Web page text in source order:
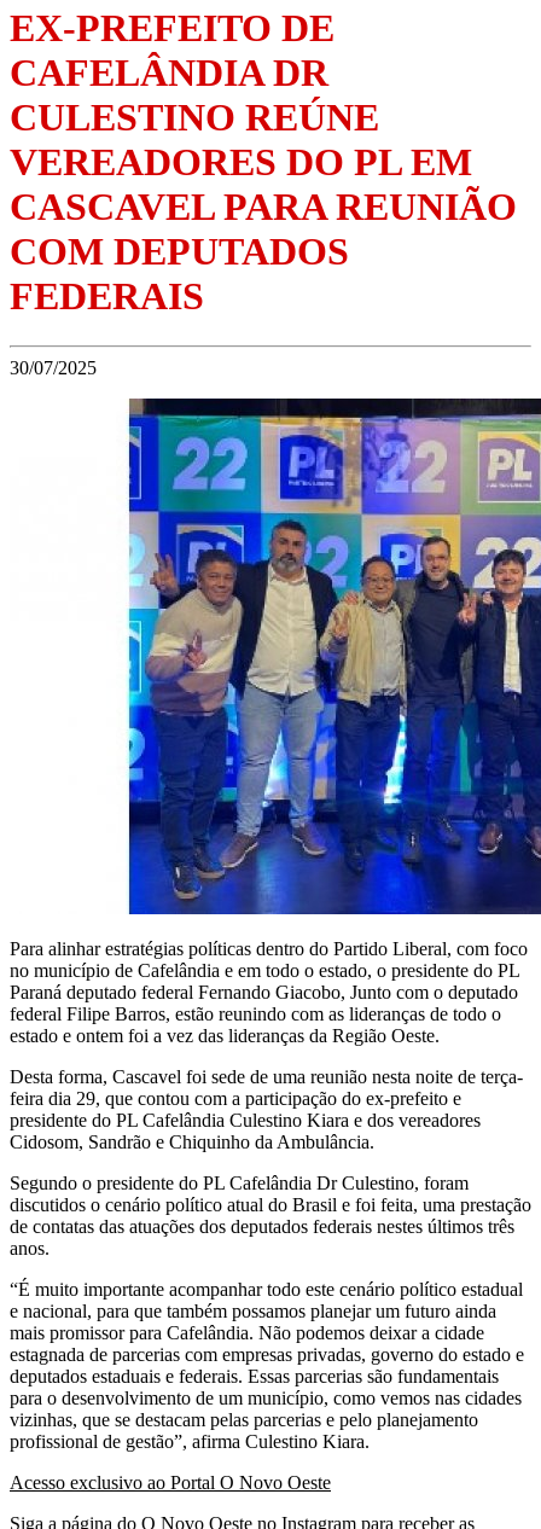
EX-PREFEITO DE
CAFELÂNDIA DR
CULESTINO REÚNE
VEREADORES DO PL EM
CASCAVEL PARA REUNIÃO
COM DEPUTADOS
FEDERAIS
30/07/2025
Para alinhar estratégias políticas dentro do Partido Liberal, com foco
no município de Cafelândia e em todo o estado, o presidente do PL
Paraná deputado federal Fernando Giacobo, Junto com o deputado
federal Filipe Barros, estão reunindo com as lideranças de todo o
estado e ontem foi a vez das lideranças da Região Oeste.
Desta forma, Cascavel foi sede de uma reunião nesta noite de terça-
feira dia 29, que contou com a participação do ex-prefeito e
presidente do PL Cafelândia Culestino Kiara e dos vereadores
Cidosom, Sandrão e Chiquinho da Ambulância.
Segundo o presidente do PL Cafelândia Dr Culestino, foram
discutidos o cenário político atual do Brasil e foi feita, uma prestação
de contatas das atuações dos deputados federais nestes últimos três
anos.
“É muito importante acompanhar todo este cenário político estadual
e nacional, para que também possamos planejar um futuro ainda
mais promissor para Cafelândia. Não podemos deixar a cidade
estagnada de parcerias com empresas privadas, governo do estado e
deputados estaduais e federais. Essas parcerias são fundamentais
para o desenvolvimento de um município, como vemos nas cidades
vizinhas, que se destacam pelas parcerias e pelo planejamento
profissional de gestão”, afirma Culestino Kiara.
Acesso exclusivo ao Portal O Novo Oeste
Siga a página do O Novo Oeste no Instagram para receber as